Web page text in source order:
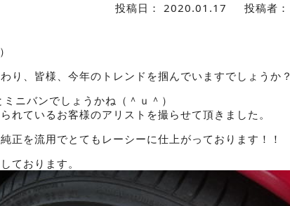
投稿日： 2020.01.17 投稿者：
り、皆様、今年のトレンドを掴んでいますでしょうか？
ニバンでしょうかね（＾ｕ＾）
れているお客様のアリストを撮らせて頂きました。
正を流用でとてもレーシーに仕上がっております！！
ております。